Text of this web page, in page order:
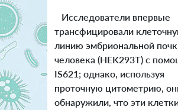
Исследователи впервые
трансфицировали
линию эмбриональной
человека (HEK293T) с
IS621; однако, используя
проточную цитометрию,
обнаружили, что эти